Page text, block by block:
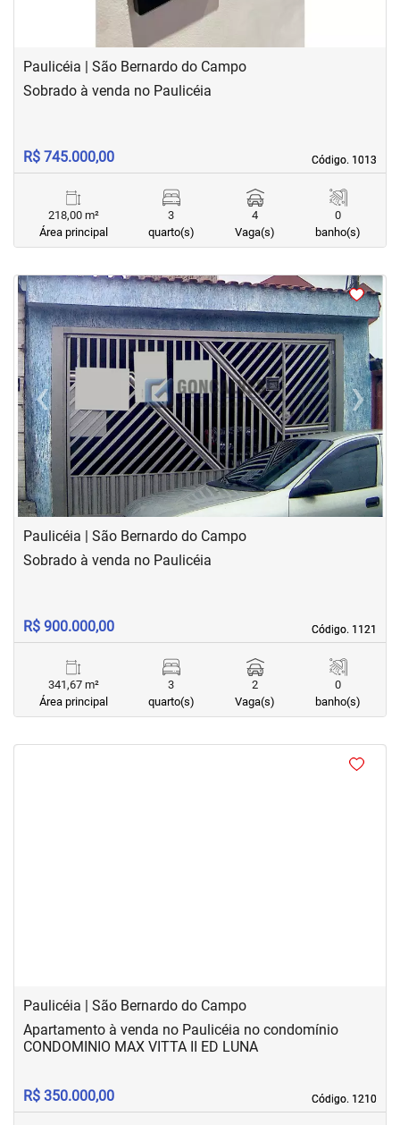
Paulicéia | São Bernardo do Campo
Código. 1013
Código. 1013
Sobrado à venda no Paulicéia
R$ 745.000,00
218,00 m²
Área principal
3
quarto(s)
4
Vaga(s)
0
banho(s)
<<<<
‹Previous ›Next
Paulicéia | São Bernardo do Campo
Código. 1121
Código. 1121
Sobrado à venda no Paulicéia
R$ 900.000,00
341,67 m²
Área principal
3
quarto(s)
2
Vaga(s)
0
banho(s)
Paulicéia | São Bernardo do Campo
Código. 1210
Código. 1210
Apartamento à venda no Paulicéia no condomínio
CONDOMINIO MAX VITTA II ED LUNA
R$ 350.000,00